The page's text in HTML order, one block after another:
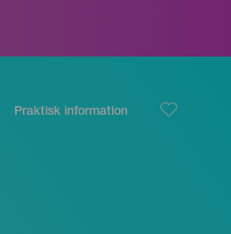
Praktisk information